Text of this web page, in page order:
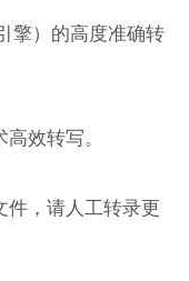
擎）的高度准确转
效转写。
件，请人工转录更